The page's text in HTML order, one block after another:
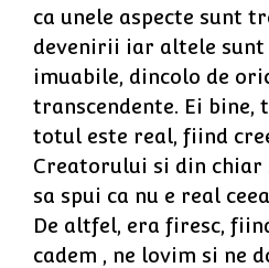
ca unele aspecte sunt
devenirii iar altele sunt
imuabile, dincolo de
transcendente. Ei bine,
totul este real, fiind
Creatorului si din chiar
sa spui ca nu e real
De altfel, era firesc,
cadem , ne lovim si ne